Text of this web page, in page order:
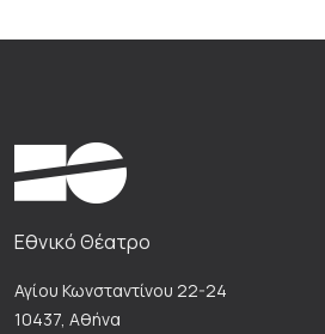
Εθνικό Θέατρο
Αγίου Κωνσταντίνου 22-24
10437, Αθήνα